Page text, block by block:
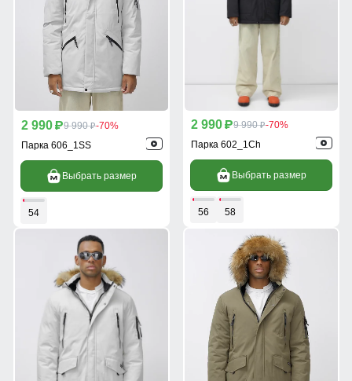
2 990 p9 990 p-70%
Парка 606_1SS
Выбрать размер
54
2 990 p9 990 p-70%
Парка 602_1Ch
Выбрать размер
56 58